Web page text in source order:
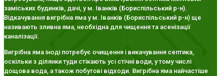
заміських будинків, дачі, у м. Іванків (Бориспільський р-н).
Відкачування вигрібна яма у м. Іванків (Бориспільський р-н) ще
називають зливна яма, необхідна для чищення та асенізації
каналізації.
Вигрібна яма іноді потребує очищення і викачування септика,
оскільки з ділянки туди стікають усі стічні води, у тому числі
дощова вода, а також побутові відходи. Вигрібна яма найчастіше